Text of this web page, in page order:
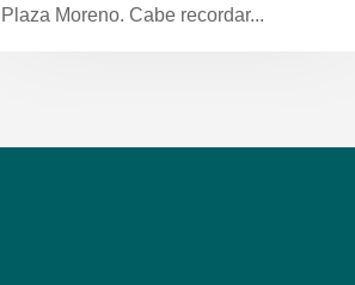
Plaza Moreno. Cabe recordar...